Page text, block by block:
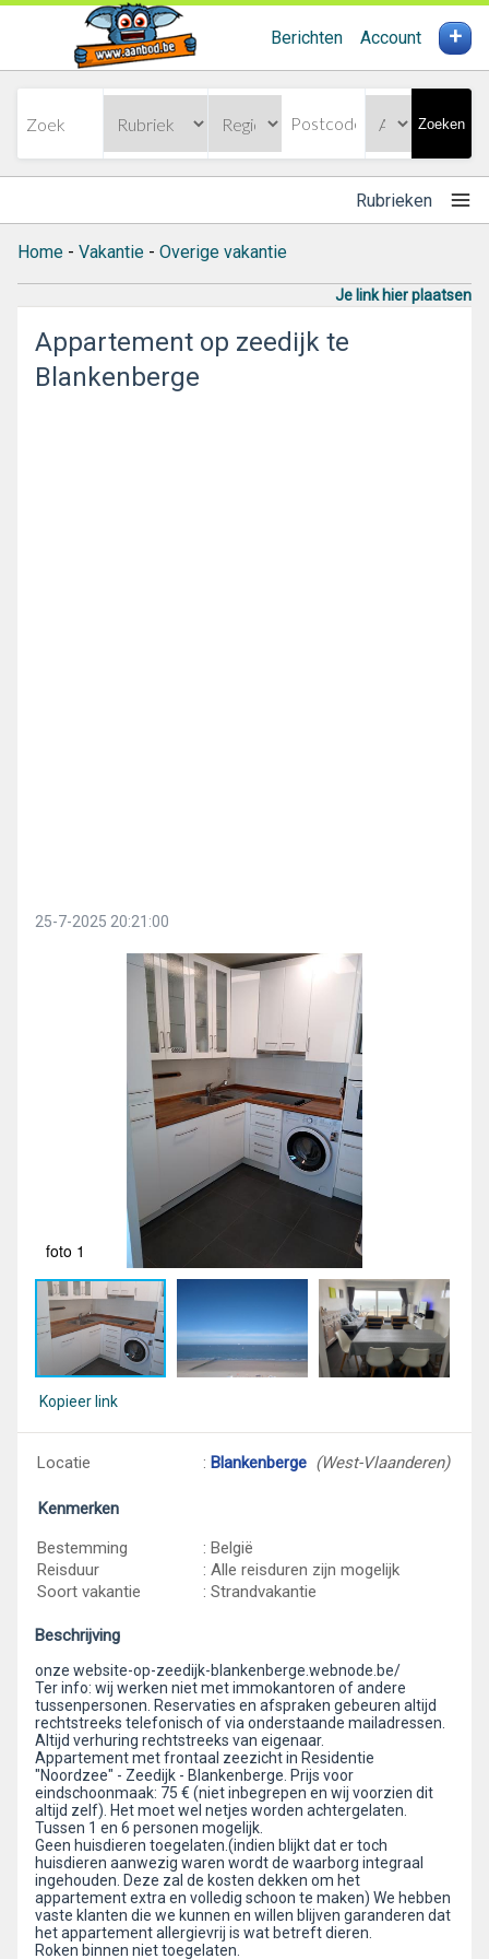
Berichten Account +
Zoeken
Rubrieken
Home - Vakantie - Overige vakantie
Je link hier plaatsen
Appartement op zeedijk te
Blankenberge
25-7-2025 20:21:00
foto 1
Kopieer link
Locatie : Blankenberge (West-Vlaanderen)
Kenmerken
Bestemming
: België
Reisduur
: Alle reisduren zijn mogelijk
Soort vakantie
: Strandvakantie
Beschrijving
onze website-op-zeedijk-blankenberge.webnode.be/
Ter info: wij werken niet met immokantoren of andere
tussenpersonen. Reservaties en afspraken gebeuren altijd
rechtstreeks telefonisch of via onderstaande mailadressen.
Altijd verhuring rechtstreeks van eigenaar.
Appartement met frontaal zeezicht in Residentie
"Noordzee" - Zeedijk - Blankenberge. Prijs voor
eindschoonmaak: 75 € (niet inbegrepen en wij voorzien dit
altijd zelf). Het moet wel netjes worden achtergelaten.
Tussen 1 en 6 personen mogelijk.
Geen huisdieren toegelaten.(indien blijkt dat er toch
huisdieren aanwezig waren wordt de waarborg integraal
ingehouden. Deze zal de kosten dekken om het
appartement extra en volledig schoon te maken) We hebben
vaste klanten die we kunnen en willen blijven garanderen dat
het appartement allergievrij is wat betreft dieren.
Roken binnen niet toegelaten.